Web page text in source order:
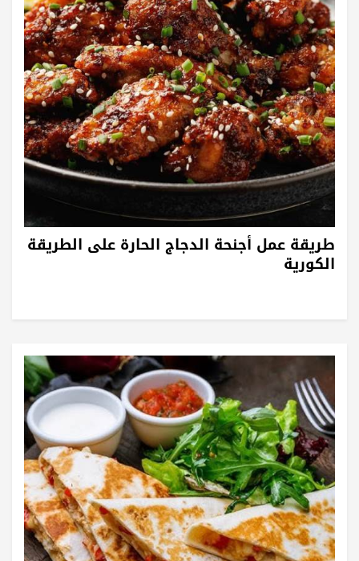
طريقة عمل أجنحة الدجاج الحارة على الطريقة
الكورية